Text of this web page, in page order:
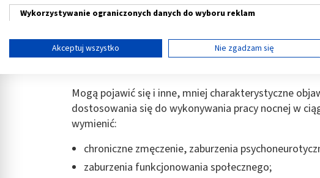
obniżenie siły mięśniowej;
zaburzenia poczucia odległości upływu czasu;
Mogą pojawić się i inne, mniej charakterystyczne
dostosowania się do wykonywania pracy nocnej w
wymienić:
chroniczne zmęczenie, zaburzenia
zaburzenia funkcjonowania społecznego;
Wykorzystywanie ograniczonych danych do wyboru reklam
Tworzenie profili w celu spersonalizowanych reklam
Tworzenie profili w celu personalizacji treści
Wykorzystywanie profili w celu doboru spersonalizowanych treści
Pomiar efektywności treści
Akceptuj wszystko Nie zgadzam się